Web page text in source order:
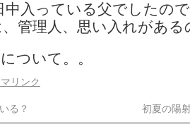
中入っている父でしたの
管理人、思い入れがある
について。。
リンク
る？ 初夏の